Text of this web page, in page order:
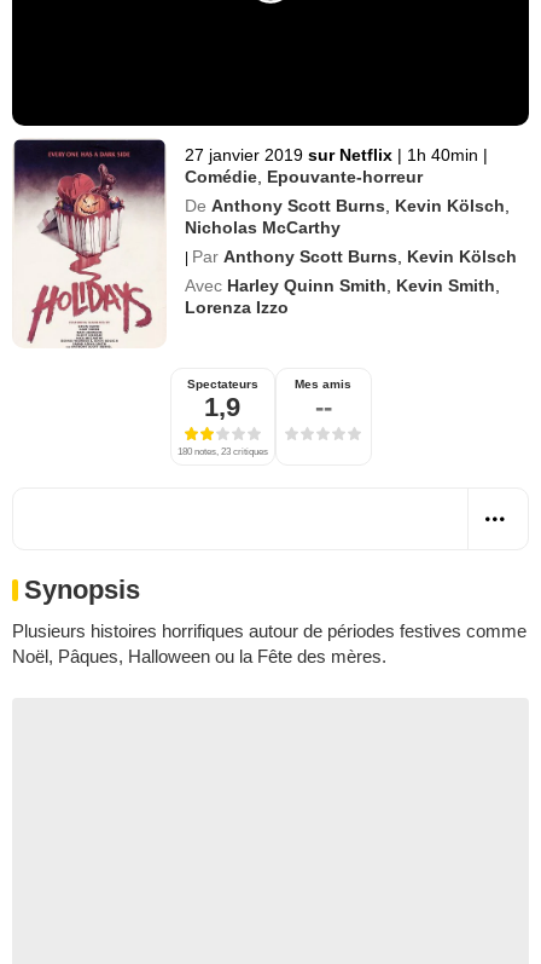
27 janvier 2019 sur Netflix | 1h 40min |
Comédie Epouvante-horreur
De Anthony Scott Burns Kevin Kölsch
Nicholas McCarthy
| Par Anthony Scott Burns
Kevin Kölsch
Avec Harley Quinn Smith Kevin Smith
Lorenza Izzo
Spectateurs
1,9
180 notes, 23 critiques
Mes amis
--
Synopsis
Plusieurs histoires horrifiques autour de périodes festives comme
Noël, Pâques, Halloween ou la Fête des mères.